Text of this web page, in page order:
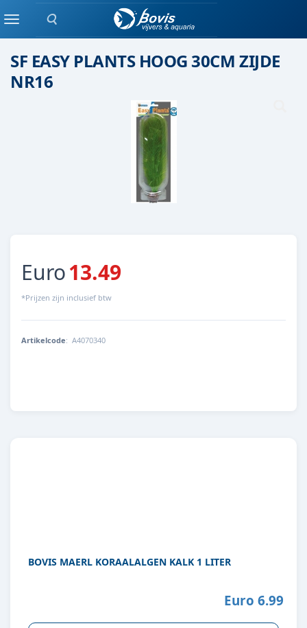
Zoeken
MenuKunstplant
SF EASY PLANTS HOOG 30CM ZIJDE
NR16
Euro13.49
*Prijzen zijn inclusief btw
Artikelcode: A4070340
BOVIS MAERL KORAALALGEN KALK 1 LITER
Euro 6.99